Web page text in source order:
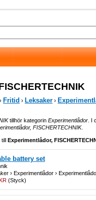
› Fritid › Leksaker ›
tillhör kategorin Experimentlådor .
FISCHERTECHNIK.
till Experimentlådor,
battery set
› Experimentlådor ›
(Styck)